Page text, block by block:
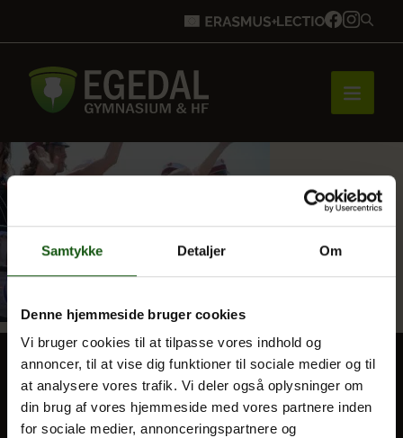
Samtykke Detaljer Om
Denne hjemmeside bruger cookies
Vi bruger cookies til at tilpasse vores indhold og
annoncer, til at vise dig funktioner til sociale medier og til
at analysere vores trafik. Vi deler også oplysninger om
din brug af vores hjemmeside med vores partnere inden
for sociale medier, annonceringspartnere og
Forside
Brobygning
Bliv elev
Vores uddannelser
BLIV ELEV
Optagelse